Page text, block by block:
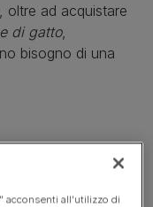
oltre ad acquistare
di gatto,
bisogno di una
acconsenti all'utilizzo di